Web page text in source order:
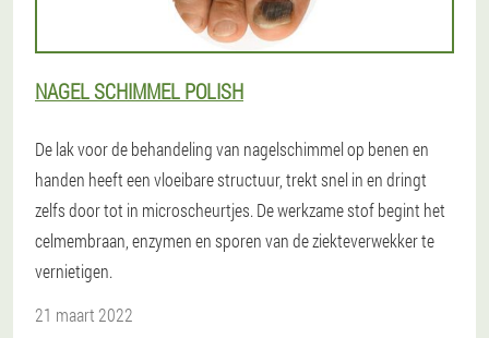
NAGEL SCHIMMEL POLISH
De lak voor de behandeling van nagelschimmel op benen en
handen heeft een vloeibare structuur, trekt snel in en dringt
zelfs door tot in microscheurtjes. De werkzame stof begint het
celmembraan, enzymen en sporen van de ziekteverwekker te
vernietigen.
21 maart 2022